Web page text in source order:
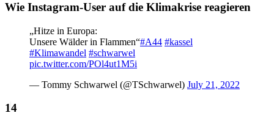
Wie Instagram-User auf die Klimakrise reagieren
„Hitze in Europa:
Unsere Wälder in Flammen“#A44 #kassel
#Klimawandel #schwarwel
pic.twitter.com/POl4ut1M5i
— Tommy Schwarwel (@TSchwarwel) July 21, 2022